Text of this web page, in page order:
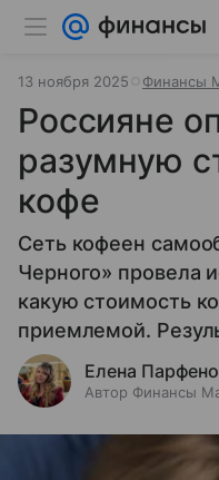
13 ноября 2025 Финансы
Россияне
разумную
кофе
Сеть кофеен
Черного» провела
какую стоимость
приемлемой.
Елена
Автор Финансы